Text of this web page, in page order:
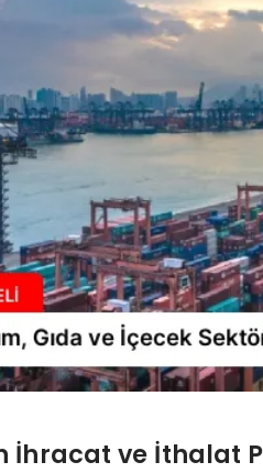
İhracat ve İthalat